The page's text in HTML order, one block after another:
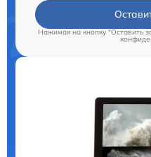
Нажимая на кнопку "Оставить